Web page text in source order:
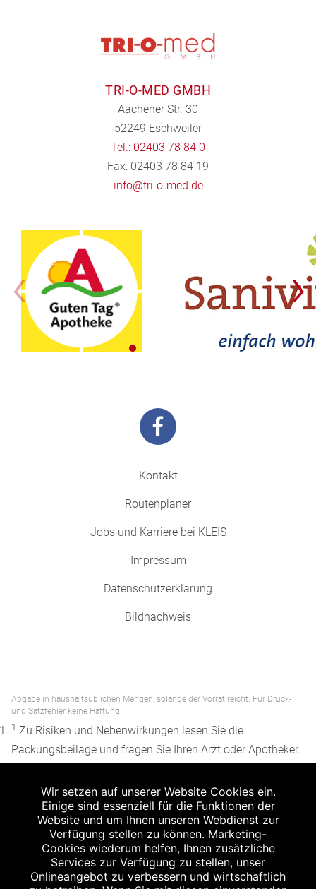
TRI-O-MED GMBH
Aachener Str. 30
52249 Eschweiler
Tel.: 02403 78 84 0
Fax: 02403 78 84 19
info@tri-o-med.de
Kontakt
Routenplaner
Jobs und Karriere bei KLEIS
Impressum
Datenschutzerklärung
Bildnachweis
Abgabe in haushaltsüblichen Mengen, solange der Vorrat reicht. Für Druck-
und Satzfehler keine Haftung.
1 Zu Risiken und Nebenwirkungen lesen Sie die
Packungsbeilage und fragen Sie Ihren Arzt oder Apotheker.
Apothekenerstattungspreis (AEP). Der AEP ist keine
unverbindliche Preisempfehlung der Hersteller. Der AEP ist
ein von den Apotheken in Ansatz gebrachter Preis für
rezeptfreie Arzneimittel. Er entspricht in der Höhe dem für
Apotheken verbindlichen Abgabepreis, zu dem eine
Wir setzen auf unserer Website Cookies ein.
Einige sind essenziell für die Funktionen der
Website und um Ihnen unseren Webdienst zur
Verfügung stellen zu können. Marketing-
Cookies wiederum helfen, Ihnen zusätzliche
Services zur Verfügung zu stellen, unser
Onlineangebot zu verbessern und wirtschaftlich